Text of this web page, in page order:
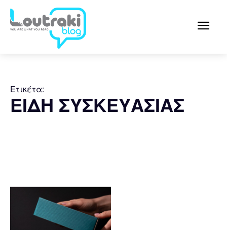
Ετικέτα:
ΕΙΔΗ ΣΥΣΚΕΥΑΣΙΑΣ